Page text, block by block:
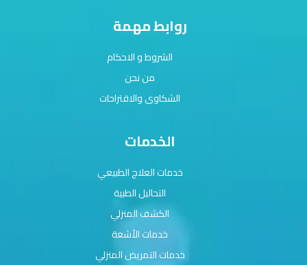
الخدمات
خدمات العلاج الطبيعي
التحاليل الطبية
الكشف المنزلي
خدمات الأشعة
خدمات التمريض المنزلي
روابط مهمة
الشروط و الاحكام
من نحن
الشكاوى والاقتراحات